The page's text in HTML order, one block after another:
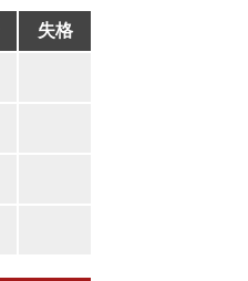
失格